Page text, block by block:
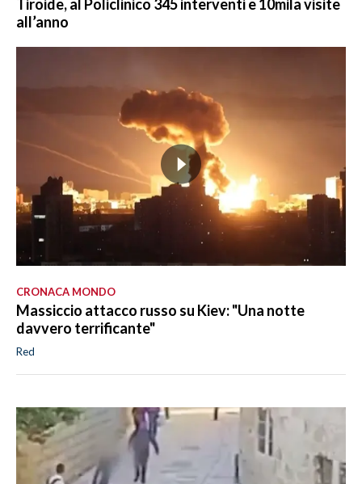
Tiroide, al Policlinico 345 interventi e 10mila visite
all’anno
CRONACA MONDO
Massiccio attacco russo su Kiev: "Una notte
davvero terrificante"
Red